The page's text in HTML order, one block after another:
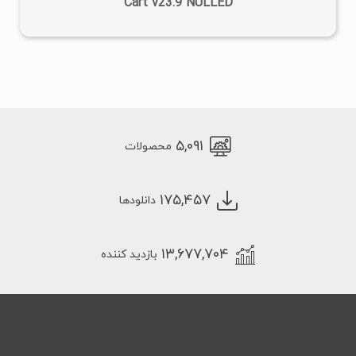
گزینه «Send to Message» را قرار داده است.
سبد خرید ثبت می شود و افزونه پیام بازیابی را
خود هدایت خواهند شد. این آپشن به یک فن
پیج فیس بوک و اپلیکیشن فیس بوک نیاز
Accept Facebook message to add to
Messenger» زیر دکمه افزودن به سبد
خرید اضافه می شود. در صورتی که سبد
Cart v23.9 NULLED
۵,۰۹۱ محصولات
۱۷۵,۴۵۷ دانلودها
۱۳,۶۷۷,۷۰۴ بازدید کننده